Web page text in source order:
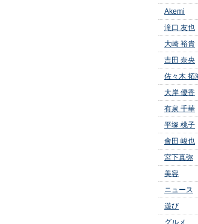
Akemi
滝口 友也
大崎 裕貴
吉田 奈央
佐々木 拓
大岸 優香
有泉 千華
平塚 桃子
會田 峻也
宮下真弥
美容
ニュース
遊び
グルメ